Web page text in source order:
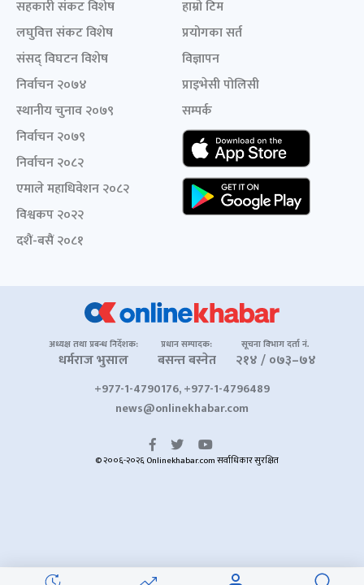
सहकारी संकट विशेष
लघुवित्त संकट विशेष
संसद् विघटन विशेष
निर्वाचन २०७४
स्थानीय चुनाव २०७९
निर्वाचन २०७९
निर्वाचन २०८२
एमाले महाधिवेशन २०८२
विश्वकप २०२२
दशैं-बसैं २०८१
हाम्रो टिम
प्रयोगका सर्त
विज्ञापन
प्राइभेसी पोलिसी
सम्पर्क
अध्यक्ष तथा प्रबन्ध निर्देशक:
धर्मराज भुसाल
प्रधान सम्पादक:
बसन्त बस्नेत
सूचना विभाग दर्ता नं.
२१४ / ०७३–७४
+977-1-4790176, +977-1-4796489
news@onlinekhabar.com
© २००६-२०२६ Onlinekhabar.com सर्वाधिकार सुरक्षित